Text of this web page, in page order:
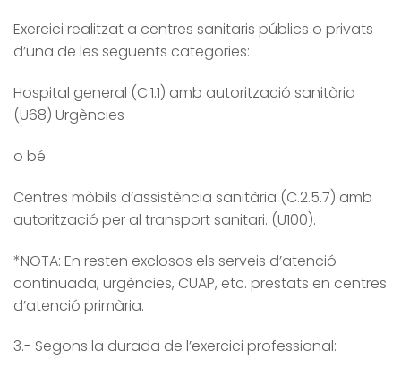
Exercici realitzat a centres sanitaris públics o privats
d’una de les següents categories:
Hospital general (C.1.1) amb autorització sanitària
(U68) Urgències
o bé
Centres mòbils d’assistència sanitària (C.2.5.7) amb
autorització per al transport sanitari. (U100).
*NOTA: En resten exclosos els serveis d’atenció
continuada, urgències, CUAP, etc. prestats en centres
d’atenció primària.
3.- Segons la durada de l’exercici professional: